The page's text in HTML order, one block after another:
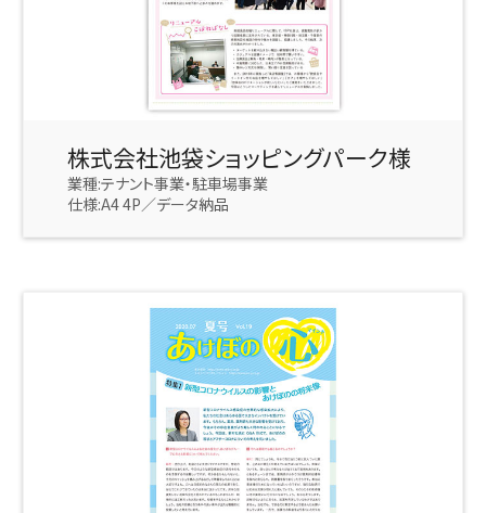
株式会社池袋ショッピングパーク様
業種:テナント事業・駐車場事業
仕様:A4 4P／データ納品